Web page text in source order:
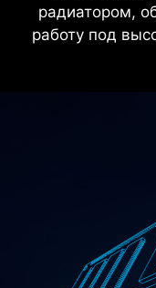
радиатором,
работу под